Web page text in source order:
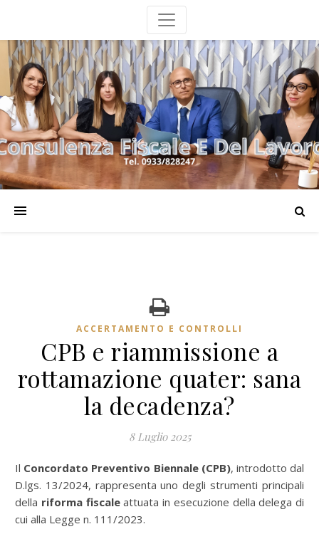
ACCERTAMENTO E CONTROLLI
CPB e riammissione a
rottamazione quater: sana
la decadenza?
8 Luglio 2025
Il Concordato Preventivo Biennale (CPB), introdotto dal
D.lgs. 13/2024, rappresenta uno degli strumenti principali
della riforma fiscaleattuata in esecuzione della delega di
cui alla Legge n. 111/2023.